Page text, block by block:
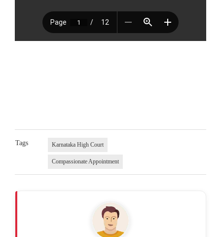
Tags Karnataka High Court
Compassionate Appointment